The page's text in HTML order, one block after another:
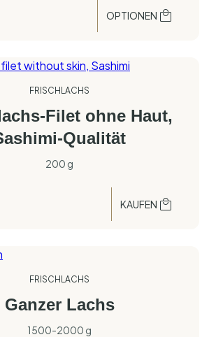
OPTIONEN
FRISCHLACHS
Filet ohne Haut,
Qualität
200 g
KAUFEN
FRISCHLACHS
Ganzer Lachs
1500-2000 g